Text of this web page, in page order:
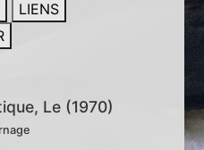
LIENS
Le (1970)